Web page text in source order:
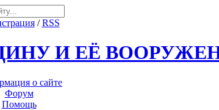
/RSS
И ЕЁ
о сайте
Форум
Помощь